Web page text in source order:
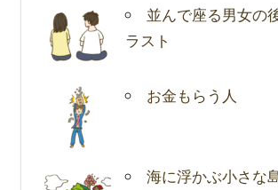
並んで座る男女の
ラスト
お金もらう人
海に浮かぶ小さな